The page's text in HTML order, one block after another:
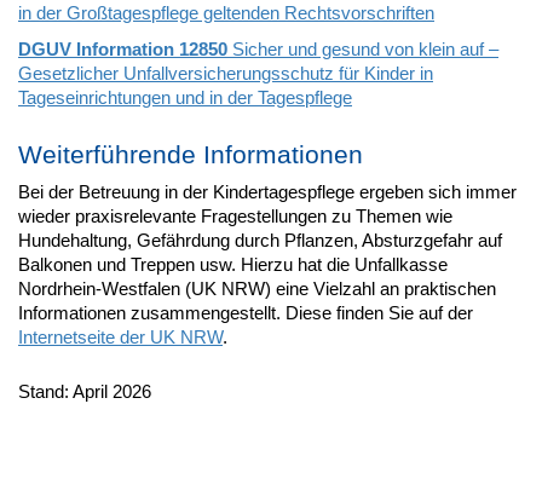
in der Großtagespflege geltenden Rechtsvorschriften
DGUV Information 12850 Sicher und gesund von klein auf –
Gesetzlicher Unfallversicherungsschutz für Kinder in
Tageseinrichtungen und in der Tagespflege
Weiterführende Informationen
Bei der Betreuung in der Kindertagespflege ergeben sich immer
wieder praxisrelevante Fragestellungen zu Themen wie
Hundehaltung, Gefährdung durch Pflanzen, Absturzgefahr auf
Balkonen und Treppen usw. Hierzu hat die Unfallkasse
Nordrhein-Westfalen (UK NRW) eine Vielzahl an praktischen
Informationen zusammengestellt. Diese finden Sie auf der
Internetseite der UK NRW.
Stand: April 2026